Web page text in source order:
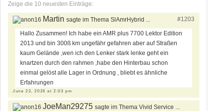
Zeige die 10 neuesten Einträge:
Martin sagte im Thema SlAmrHybrid ... #1203
Hallo Zusammen! Ich habe ein AMR plus 7700 Lektor Edition
2013 und bin 300ß km ungefähr gefahren aber auf Straßen
kaum Gelände ,wen ich den Lenker stark lenke geht ein
knartzen durch den rahmen ,habe den Hinterbau schon
einmal gelöst alle Lager in Ordnung , bliebt es ähnliche
Erfahrungen
June 23, 2026 at 2:03 pm
JoeMan29275 sagte im Thema Vivid Service ...